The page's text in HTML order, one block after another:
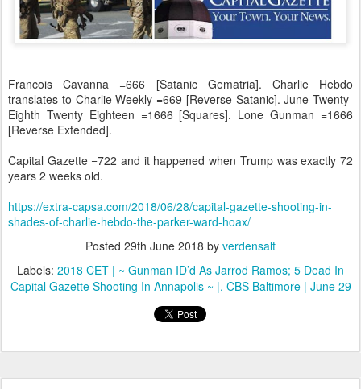
Francois Cavanna =666 [Satanic Gematria]. Charlie Hebdo
translates to Charlie Weekly =669 [Reverse Satanic]. June Twenty-
Eighth Twenty Eighteen =1666 [Squares]. Lone Gunman =1666
[Reverse Extended].
Capital Gazette =722 and it happened when Trump was exactly 72
years 2 weeks old.
https://extra-capsa.com/2018/06/28/capital-gazette-shooting-in-
shades-of-charlie-hebdo-the-parker-ward-hoax/
Posted 29th June 2018 by verdensalt
Labels: 2018 CET | ~ Gunman ID’d As Jarrod Ramos; 5 Dead In
Capital Gazette Shooting In Annapolis ~ | CBS Baltimore | June 29